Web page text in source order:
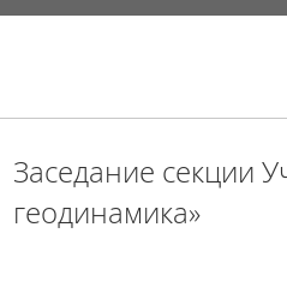
Заседание секции
геодинамика»